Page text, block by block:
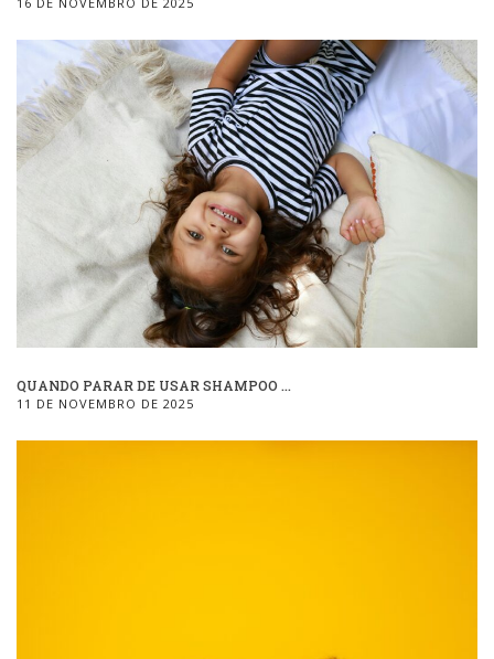
QUANDO PARAR DE USAR SHAMPOO ...
11 DE NOVEMBRO DE 2025